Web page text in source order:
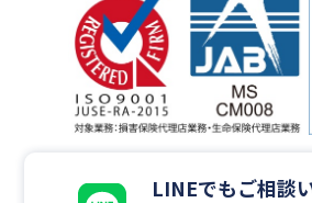
LINEでもご相談